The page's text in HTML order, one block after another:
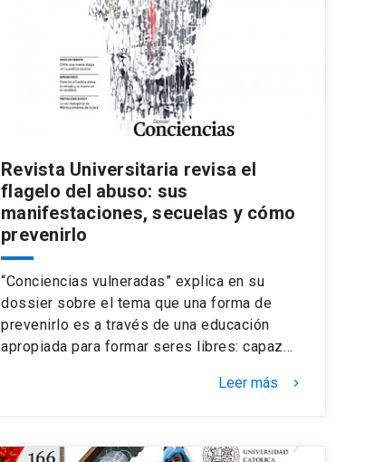
Revista Universitaria revisa el
flagelo del abuso: sus
manifestaciones, secuelas y cómo
prevenirlo
“Conciencias vulneradas” explica en su
dossier sobre el tema que una forma de
prevenirlo es a través de una educación
apropiada para formar seres libres: capaz…
Leer más keyboard_arrow_right